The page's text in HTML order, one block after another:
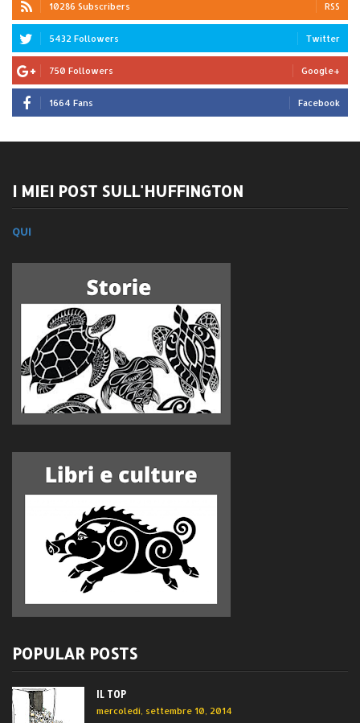
10286 Subscribers RSS
5432 Followers Twitter
750 Followers Google+
1664 Fans Facebook
I MIEI POST SULL'HUFFINGTON
QUI
POPULAR POSTS
IL TOP
mercoledì, settembre 10, 2014